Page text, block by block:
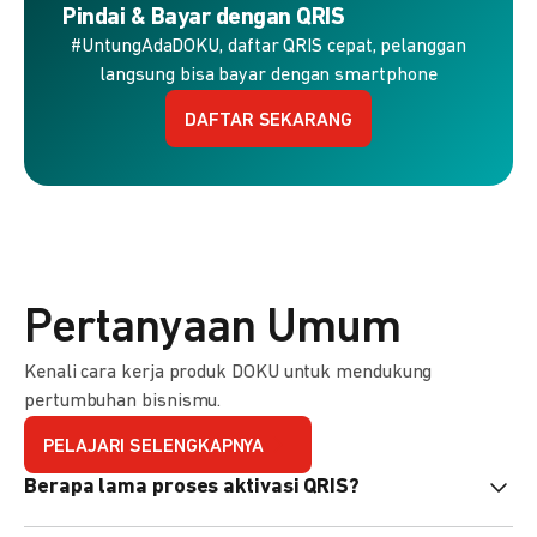
Pindai & Bayar dengan QRIS
#UntungAdaDOKU, daftar QRIS cepat, pelanggan
langsung bisa bayar dengan smartphone
DAFTAR SEKARANG
Pertanyaan Umum
Kenali cara kerja produk DOKU untuk mendukung
pertumbuhan bisnismu.
PELAJARI SELENGKAPNYA
Berapa lama proses aktivasi QRIS?